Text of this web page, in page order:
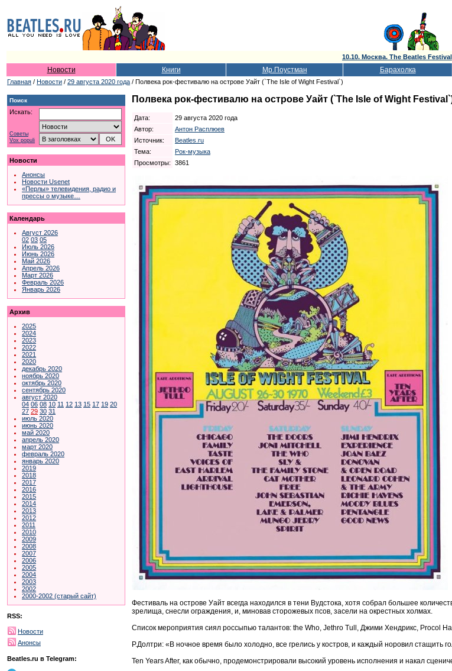
10.10. Москва. The Beatles Festival
Новости Книги Мр.Поустман Барахолка
Главная / Новости / 29 августа 2020 года / Полвека рок-фестивалю на острове Уайт (`The Isle of Wight Festival`)
Поиск
Искать:
Советы
Vox populi
Новости
Анонсы
Новости Usenet
«Перлы» телевидения, радио и
прессы о музыке…
Календарь
Август 2026
02 03 05
Июль 2026
Июнь 2026
Май 2026
Апрель 2026
Март 2026
Февраль 2026
Январь 2026
Архив
2025
2024
2023
2022
2021
2020
декабрь 2020
ноябрь 2020
октябрь 2020
сентябрь 2020
август 2020
04 06 08 10 11 12 13 15 17 19 20
27 29 30 31
июль 2020
июнь 2020
май 2020
апрель 2020
март 2020
февраль 2020
январь 2020
2019
2018
2017
2016
2015
2014
2013
2012
2011
2010
2009
2008
2007
2006
2005
2004
2003
2002
2000-2002 (старый сайт)
RSS:
Новости
Анонсы
Beatles.ru в Telegram:
Полвека рок-фестивалю на острове Уайт (`The Isle of Wight
Дата:
29 августа 2020 года
Автор:
Антон Расплюев
Источник:
Beatles.ru
Тема:
Рок-музыка
Просмотры:
3861
Фестиваль на острове Уайт всегда находился в тени Вудстока, хотя собрал большее
зрелища, снесли ограждения, и, миновав сторожевых псов, засели на окрестных холмах.
Список мероприятия сиял россыпью талантов: the Who, Jethro Tull, Джими Хендрикс, Procol
Р.Долтри: «В ночное время было холодно, все грелись у костров, и каждый норовил стащить
Ten Years After, как обычно, продемонстрировали высокий уровень исполнения и накал